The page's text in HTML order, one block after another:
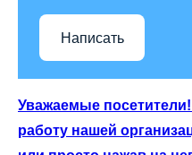
Написать
Уважаемые
работу нашей